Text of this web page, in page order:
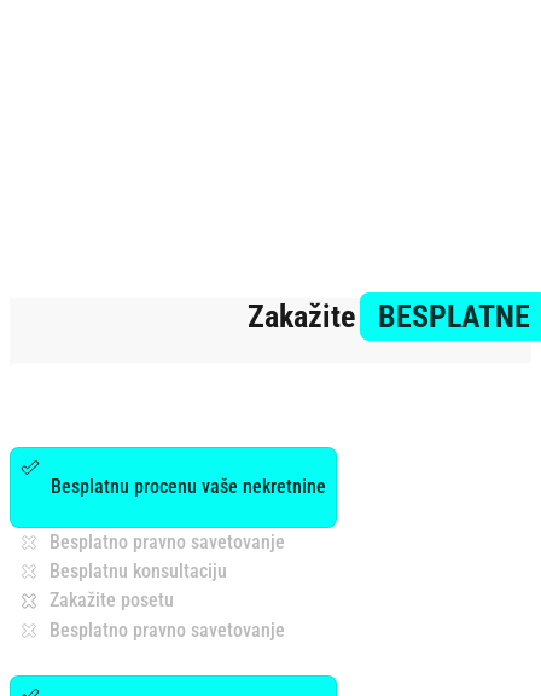
Zakažite BESPLATNE
Besplatnu procenu vaše nekretnine
Besplatno pravno savetovanje
Besplatnu konsultaciju
Zakažite posetu
Besplatno pravno savetovanje